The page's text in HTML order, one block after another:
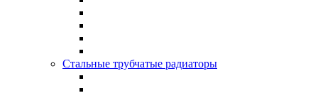
Стальные трубчатые радиаторы